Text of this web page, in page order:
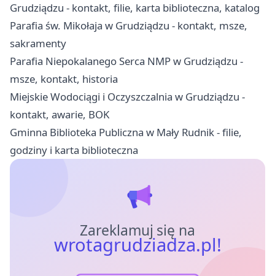
Grudziądzu - kontakt, filie, karta biblioteczna, katalog
Parafia św. Mikołaja w Grudziądzu - kontakt, msze,
sakramenty
Parafia Niepokalanego Serca NMP w Grudziądzu -
msze, kontakt, historia
Miejskie Wodociągi i Oczyszczalnia w Grudziądzu -
kontakt, awarie, BOK
Gminna Biblioteka Publiczna w Mały Rudnik - filie,
godziny i karta biblioteczna
Zareklamuj się na
wrotagrudziadza.pl!